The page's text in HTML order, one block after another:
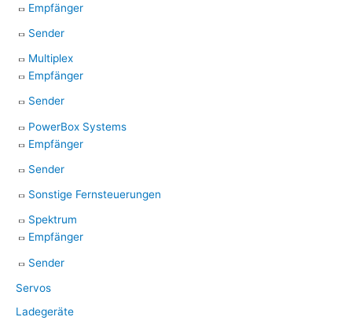
Empfänger
Sender
Multiplex
Empfänger
Sender
PowerBox Systems
Empfänger
Sender
Sonstige Fernsteuerungen
Spektrum
Empfänger
Sender
Servos
Ladegeräte